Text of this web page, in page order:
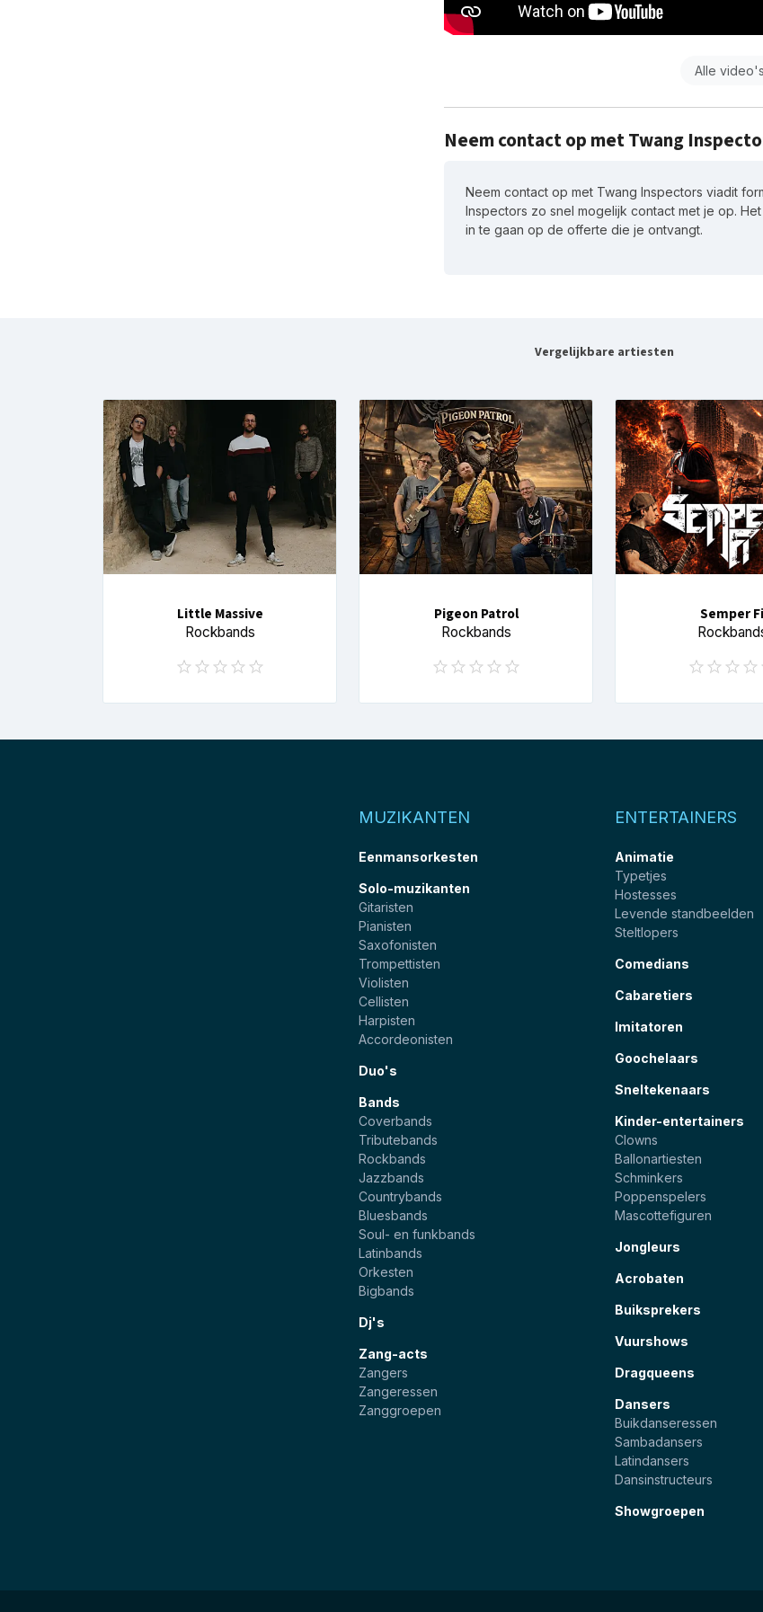
Alle
Neem contact op met Twang
Neem contact op met Twang Inspectors viadit
Inspectors zo snel mogelijk contact met je op. Het
in te gaan op de offerte die je ontvangt.
Vergelijkbare artiesten
Little Massive
Rockbands
Pigeon Patrol
Rockbands
Semper Fi
MUZIKANTEN
Eenmansorkesten
Solo-muzikanten
Gitaristen
Pianisten
Saxofonisten
Trompettisten
Violisten
Cellisten
Harpisten
Accordeonisten
Duo's
Bands
Coverbands
Tributebands
Rockbands
Jazzbands
Countrybands
Bluesbands
Soul- en funkbands
Latinbands
Orkesten
Bigbands
Dj's
Zang-acts
Zangers
Zangeressen
Zanggroepen
ENTERTAINERS
Animatie
Typetjes
Hostesses
Levende standbeelden
Steltlopers
Comedians
Cabaretiers
Imitatoren
Goochelaars
Sneltekenaars
Kinder-entertainers
Clowns
Ballonartiesten
Schminkers
Poppenspelers
Mascottefiguren
Jongleurs
Acrobaten
Buiksprekers
Vuurshows
Dragqueens
Dansers
Buikdanseressen
Sambadansers
Latindansers
Dansinstructeurs
Showgroepen